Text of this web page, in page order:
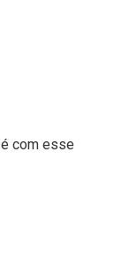
com esse